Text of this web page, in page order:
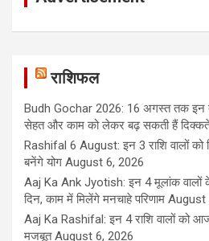
राशिफल
Budh Gochar 2026: 16 अगस्त तक इन
सेहत और काम को लेकर बढ़ सकती हैं
Rashifal 6 August: इन 3 राशि वालों
बनेंगे योग August 6, 2026
Aaj Ka Ank Jyotish: इन 4 मूलांक
दिन, काम में मिलेंगे मनचाहे परिणाम August
Aaj Ka Rashifal: इन 4 राशि वालों को आज
मजबूत August 6, 2026